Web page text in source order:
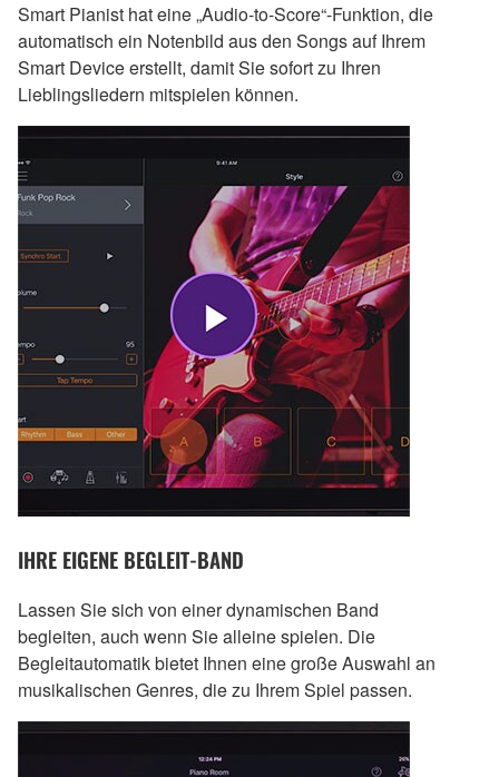
Smart Pianist hat eine „Audio-to-Score“-Funktion, die
automatisch ein Notenbild aus den Songs auf Ihrem
Smart Device erstellt, damit Sie sofort zu Ihren
Lieblingsliedern mitspielen können.
IHRE EIGENE BEGLEIT-BAND
Lassen Sie sich von einer dynamischen Band
begleiten, auch wenn Sie alleine spielen. Die
Begleitautomatik bietet Ihnen eine große Auswahl an
musikalischen Genres, die zu Ihrem Spiel passen.